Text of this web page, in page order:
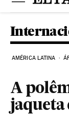
AMÉRICA LATINA
A
jaqueta